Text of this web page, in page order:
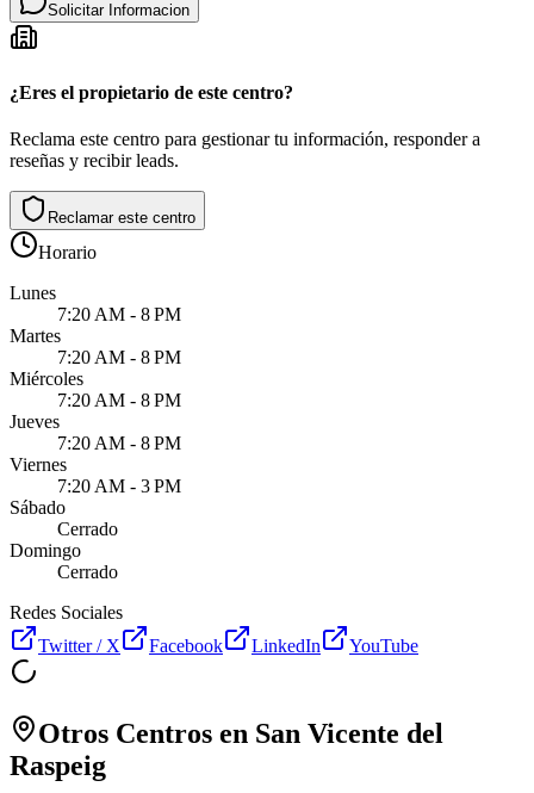
Solicitar Informacion
¿Eres el propietario de este centro?
Reclama este centro para gestionar tu información, responder a
reseñas y recibir leads.
Reclamar este centro
Horario
Lunes
7:20 AM - 8 PM
Martes
7:20 AM - 8 PM
Miércoles
7:20 AM - 8 PM
Jueves
7:20 AM - 8 PM
Viernes
7:20 AM - 3 PM
Sábado
Cerrado
Domingo
Cerrado
Redes Sociales
Twitter / X
Facebook LinkedIn YouTube
Otros Centros en San Vicente del
Raspeig